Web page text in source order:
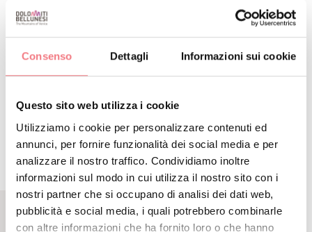
Consenso Dettagli Informazioni sui cookie
Questo sito web utilizza i cookie
Utilizziamo i cookie per personalizzare contenuti ed
annunci, per fornire funzionalità dei social media e per
analizzare il nostro traffico. Condividiamo inoltre
informazioni sul modo in cui utilizza il nostro sito con i
nostri partner che si occupano di analisi dei dati web,
pubblicità e social media, i quali potrebbero combinarle
con altre informazioni che ha fornito loro o che hanno
popolava l’antico mare dell’Alpago
RICHIEDI INFORMAZIONI